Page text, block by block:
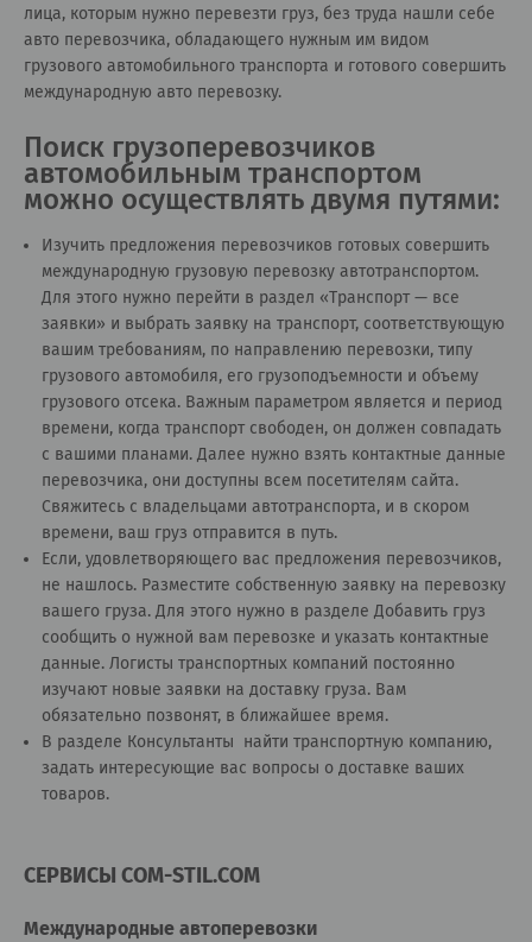
лица, которым нужно перевезти груз, без труда нашли себе
авто перевозчика, обладающего нужным им видом
грузового автомобильного транспорта и готового совершить
международную авто перевозку.
Поиск грузоперевозчиков
автомобильным транспортом
можно осуществлять двумя путями:
Изучить предложения перевозчиков готовых совершить
международную грузовую перевозку автотранспортом.
Для этого нужно перейти в раздел «Транспорт — все
заявки» и выбрать заявку на транспорт, соответствующую
вашим требованиям, по направлению перевозки, типу
грузового автомобиля, его грузоподъемности и объему
грузового отсека. Важным параметром является и период
времени, когда транспорт свободен, он должен совпадать
с вашими планами. Далее нужно взять контактные данные
перевозчика, они доступны всем посетителям сайта.
Свяжитесь с владельцами автотранспорта, и в скором
времени, ваш груз отправится в путь.
Если, удовлетворяющего вас предложения перевозчиков,
не нашлось. Разместите собственную заявку на перевозку
вашего груза. Для этого нужно в разделе Добавить груз
сообщить о нужной вам перевозке и указать контактные
данные. Логисты транспортных компаний постоянно
изучают новые заявки на доставку груза. Вам
обязательно позвонят, в ближайшее время.
В разделе Консультанты найти транспортную компанию,
задать интересующие вас вопросы о доставке ваших
товаров.
СЕРВИСЫ COM-STIL.COM
Международные автоперевозки